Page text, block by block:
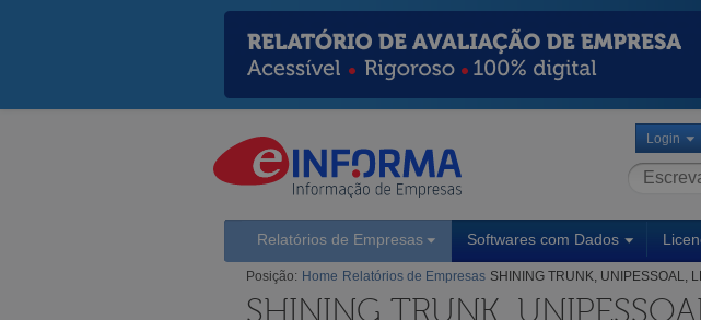
Login
Relatórios de Empresas Softwares com Dados
Posição: Home Relatórios de Empresas SHINING TRUNK, UNIPESSOAL,
SHINING TRUNK,